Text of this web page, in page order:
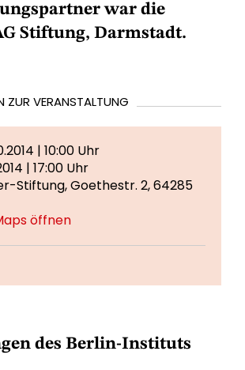
war die
Stiftung, Darmstadt.
ZUR VERANSTALTUNG
| 10:00 Uhr
| 17:00 Uhr
Stiftung, Goethestr. 2, 64285
öffnen
des Berlin-Instituts